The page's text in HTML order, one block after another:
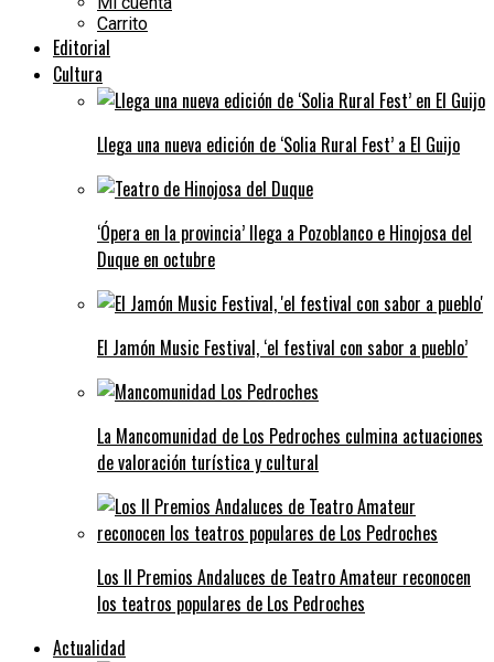
Carrito
Editorial
Cultura
Llega una nueva edición de ‘Solia Rural Fest’ a El Guijo
‘Ópera en la provincia’ llega a Pozoblanco e Hinojosa del
Duque en octubre
El Jamón Music Festival, ‘el festival con sabor a pueblo’
La Mancomunidad de Los Pedroches culmina actuaciones
de valoración turística y cultural
Los II Premios Andaluces de Teatro Amateur reconocen
los teatros populares de Los Pedroches
Actualidad